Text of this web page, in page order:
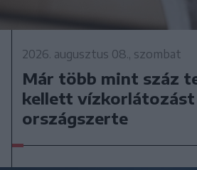
2026. augusztus 08., szombat
Már több mint száz
kellett
országszerte